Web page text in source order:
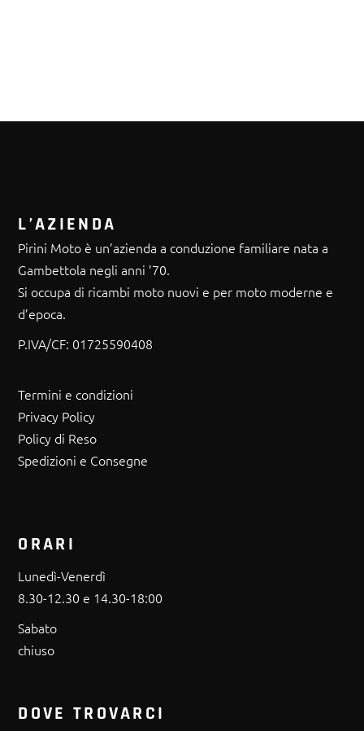
L’AZIENDA
Pirini Moto è un’azienda a conduzione familiare nata a
Gambettola negli anni ’70.
Si occupa di ricambi moto nuovi e per moto moderne e
d’epoca.
P.IVA/CF: 01725590408
Termini e condizioni
Privacy Policy
Policy di Reso
Spedizioni e Consegne
ORARI
Lunedì-Venerdì
8.30-12.30 e 14.30-18:00
Sabato
chiuso
DOVE TROVARCI